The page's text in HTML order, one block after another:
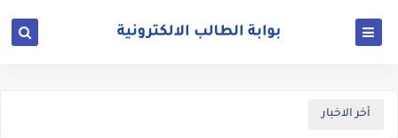
أخر الاخبار